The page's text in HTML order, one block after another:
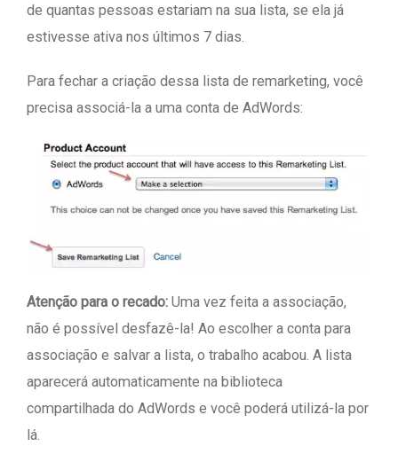
de quantas pessoas estariam na sua lista, se ela já
estivesse ativa nos últimos 7 dias.
Para fechar a criação dessa lista de remarketing, você
precisa associá-la a uma conta de AdWords:
Atenção para o recado: Uma vez feita a associação,
não é possível desfazê-la! Ao escolher a conta para
associação e salvar a lista, o trabalho acabou. A lista
aparecerá automaticamente na biblioteca
compartilhada do AdWords e você poderá utilizá-la por
lá.